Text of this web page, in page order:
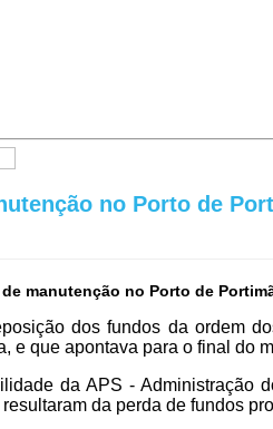
no Porto de
manutenção no Porto de
dos fundos da ordem
e que apontava para o final do
da APS -
da perda de fundos